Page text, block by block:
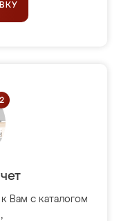
Вам с каталогом